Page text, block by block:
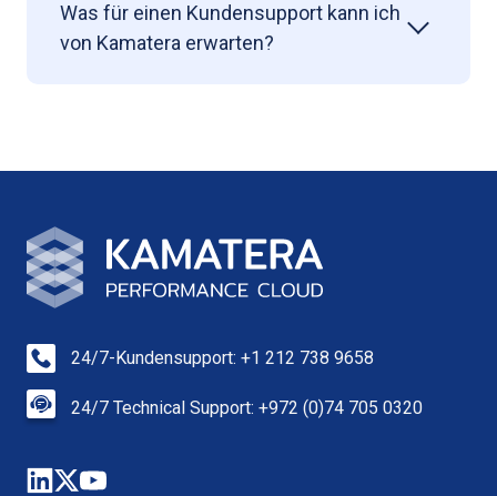
Was für einen Kundensupport kann ich
von Kamatera erwarten?
24/7-Kundensupport: +1 212 738 9658
24/7 Technical Support: +972 (0)74 705 0320